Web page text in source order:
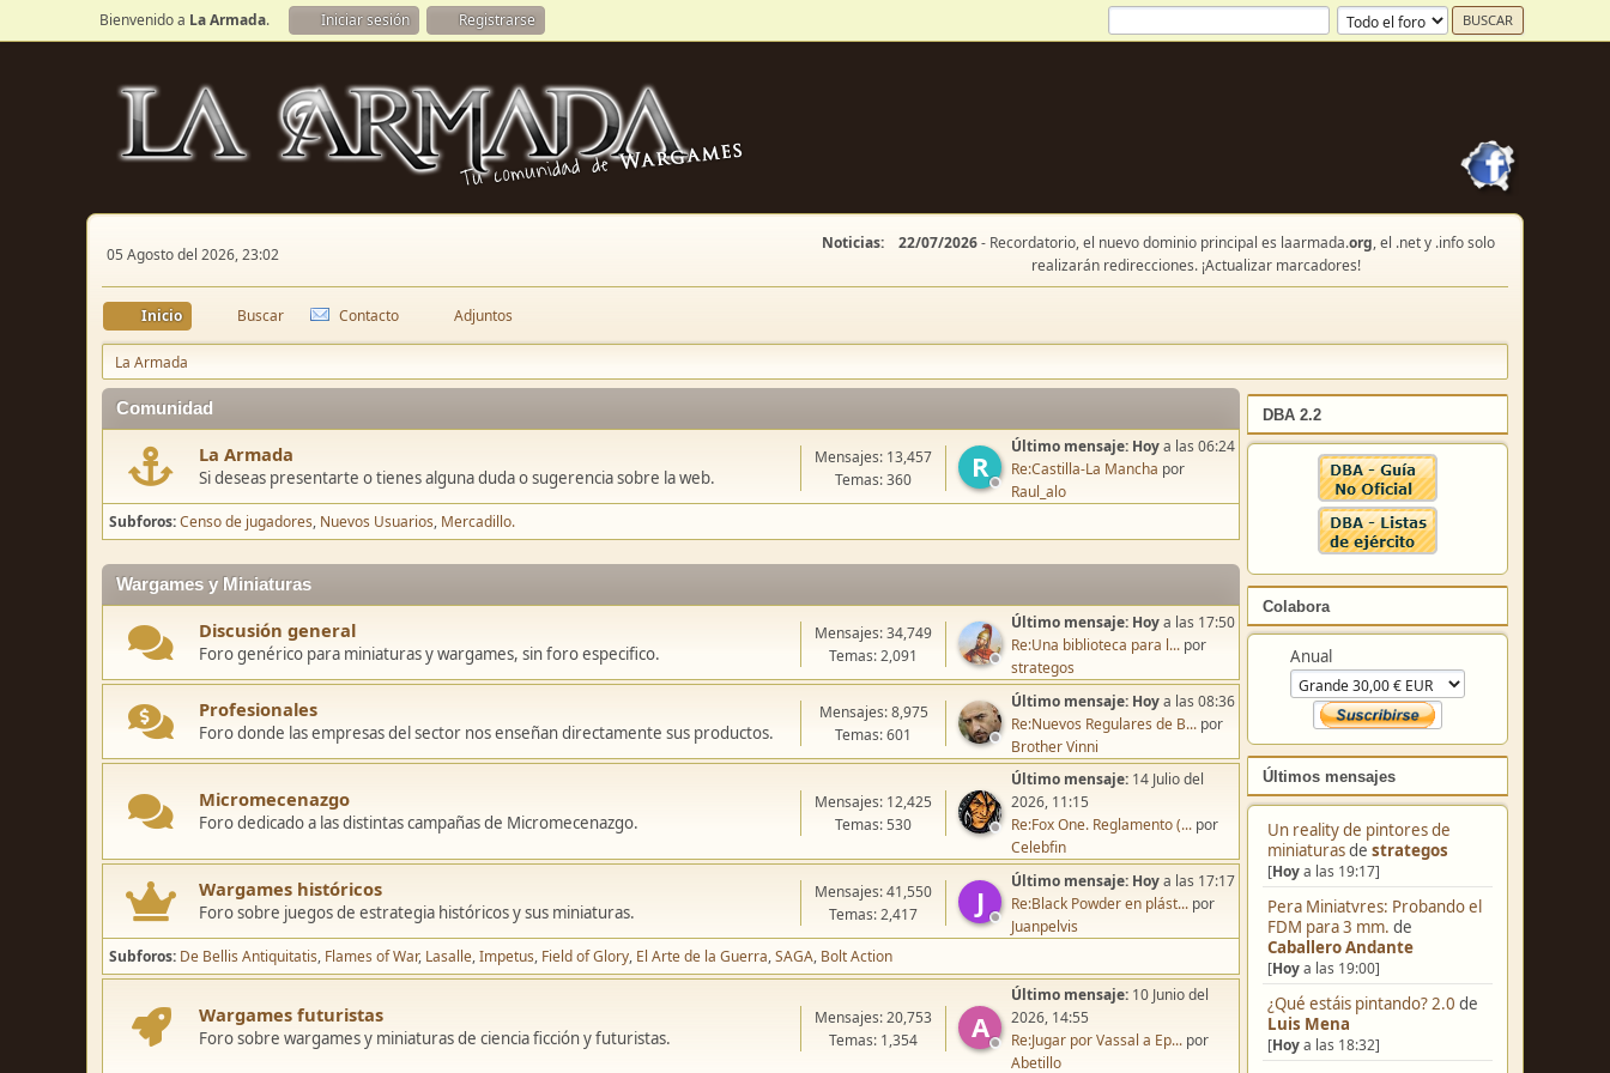
Bienvenido a La Armada. Iniciar sesión Registrarse
05 Agosto del 2026, 23:02
Noticias: 22/07/2026- Recordatorio, el nuevo dominio principal es laarmada.org, el .net y .info solo
realizarán redirecciones. ¡Actualizar marcadores!
Inicio Buscar Contacto Adjuntos
La Armada
DBA 2.2
Colabora
Anual
Últimos mensajes
Un reality de pintores de
miniaturasde strategos
[Hoya las 19:17]
Pera Miniatvres: Probando el
FDM para 3 mm. de
Caballero Andante
[Hoya las 19:00]
¿Qué estáis pintando? 2.0 de
Luis Mena
[Hoya las 18:32]
Comunidad
R
La Armada
Si deseas presentarte o tienes alguna duda o sugerencia sobre la web.
Mensajes: 13,457
Temas: 360
Último mensaje: Hoya las 06:24
Re:Castilla-La Mancha por
Raul_alo
Subforos Censo de jugadores Nuevos Usuarios Mercadillo.
Wargames y Miniaturas
Discusión general
Foro genérico para miniaturas y wargames, sin foro especifico.
Mensajes: 34,749
Temas: 2,091
Último mensaje: Hoya las 17:50
Re:Una biblioteca para l... por
strategos
Profesionales
Foro donde las empresas del sector nos enseñan directamente sus productos.
Mensajes: 8,975
Temas: 601
Último mensaje: Hoya las 08:36
Re:Nuevos Regulares de B... por
Brother Vinni
Micromecenazgo
Foro dedicado a las distintas campañas de Micromecenazgo.
Mensajes: 12,425
Temas: 530
Último mensaje: 14 Julio del
2026, 11:15
Re:Fox One. Reglamento (... por
Celebfin
J
Wargames históricos
Foro sobre juegos de estrategia históricos y sus miniaturas.
Mensajes: 41,550
Temas: 2,417
Último mensaje: Hoya las 17:17
Re:Black Powder en plást... por
Juanpelvis
Subforos De Bellis Antiquitatis Flames of War Lasalle Impetus Field of Glory El Arte de la Guerra SAGA Bolt Action
A
Wargames futuristas
Foro sobre wargames y miniaturas de ciencia ficción y futuristas.
Mensajes: 20,753
Temas: 1,354
Último mensaje: 10 Junio del
2026, 14:55
Re:Jugar por Vassal a Ep... por
Abetillo